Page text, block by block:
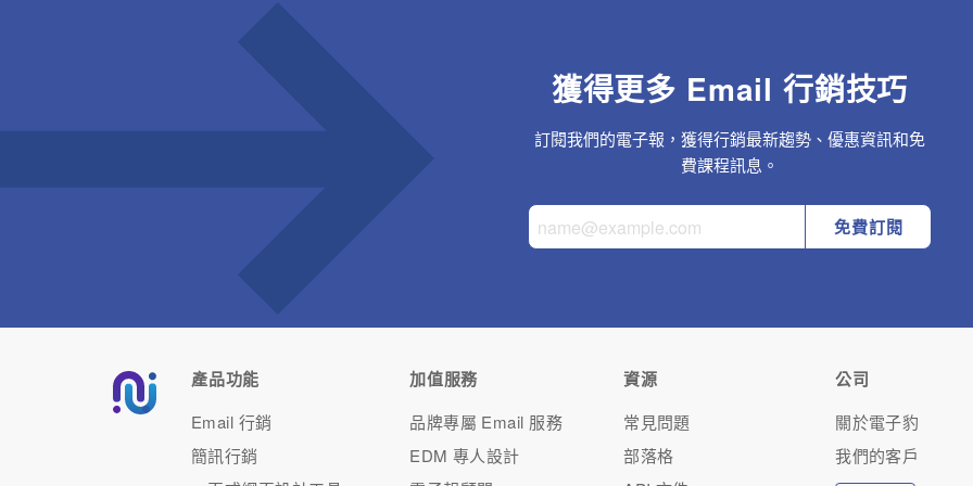
獲得更多 Email 行銷技巧
訂閱我們的電子報，獲得行銷最新趨勢、優惠資訊和免
費課程訊息。
免費訂閱
產品功能
Email 行銷
簡訊行銷
加值服務
品牌專屬 Email 服務
EDM 專人設計
資源
常見問題
部落格
公司
關於電子豹
我們的客戶